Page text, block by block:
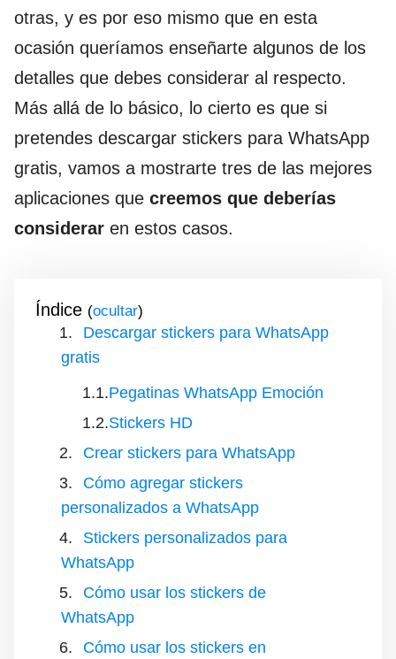
otras, y es por eso mismo que en esta
ocasión queríamos enseñarte algunos de los
detalles que debes considerar al respecto.
Más allá de lo básico, lo cierto es que si
pretendes descargar stickers para WhatsApp
gratis, vamos a mostrarte tres de las mejores
aplicaciones que creemos que deberías
considerar en estos casos.
Índice ( )
Descargar stickers para WhatsApp
gratis
Pegatinas WhatsApp Emoción
Stickers HD
Crear stickers para WhatsApp
Cómo agregar stickers
personalizados a WhatsApp
Stickers personalizados para
WhatsApp
Cómo usar los stickers de
WhatsApp
Cómo usar los stickers en